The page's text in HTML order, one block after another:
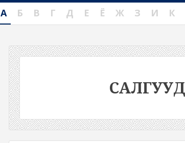
А Б В Г Д Е Ё Ж З И К